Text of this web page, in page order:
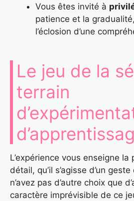
Vous êtes invité à
patience et la
l’éclosion d’une
Le jeu de la
terrain
L’expérience vous enseigne la
détail, qu’il s’agisse d’un
n’avez pas d’autre choix que
caractère imprévisible de ce